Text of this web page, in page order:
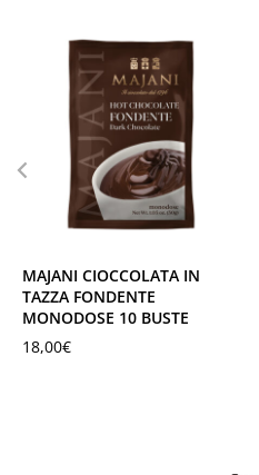
MAJANI CIOCCOLATA IN
TAZZA FONDENTE
MONODOSE 10 BUSTE
18,00€